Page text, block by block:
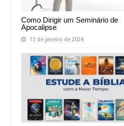
Como Dirigir um Seminário de
Apocalipse
13 de janeiro de 2024